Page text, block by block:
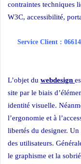
contraintes techniques
W3C, accessibilité,
Service Client :
L’objet du webdesign
site par le biais
identité visuelle.
l’ergonomie et à
libertés du designer.
des utilisateurs.
le graphisme et la